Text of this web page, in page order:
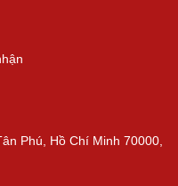
Phú, Hồ Chí Minh 70000,